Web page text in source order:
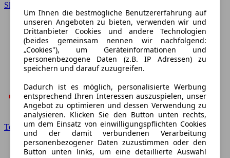
Skoda
Toyota
Um Ihnen die bestmögliche Benutzererfahrung auf
unseren Angeboten zu bieten, verwenden wir und
Drittanbieter Cookies und andere Technologien
(beides gemeinsam nennen wir nachfolgend:
„Cookies"), um Geräteinformationen und
personenbezogene Daten (z.B. IP Adressen) zu
speichern und darauf zuzugreifen.
Dadurch ist es möglich, personalisierte Werbung
entsprechend Ihren Interessen auszuspielen, unser
Angebot zu optimieren und dessen Verwendung zu
analysieren. Klicken Sie den Button unten rechts,
um dem Einsatz von einwilligungspflichten Cookies
und der damit verbundenen Verarbeitung
personenbezogener Daten zuzustimmen oder den
Button unten links, um eine detaillierte Auswahl